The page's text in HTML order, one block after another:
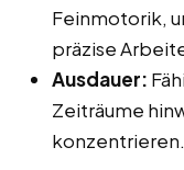
Feinmotorik,
präzise
Ausdauer:
Zeiträume
konzentrieren.